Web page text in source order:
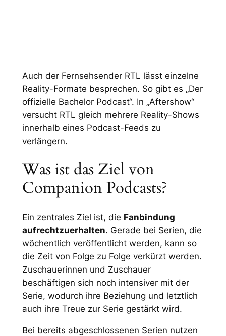
Auch der Fernsehsender RTL lässt einzelne
Reality-Formate besprechen. So gibt es „Der
offizielle Bachelor Podcast“. In „Aftershow“
versucht RTL gleich mehrere Reality-Shows
innerhalb eines Podcast-Feeds zu
verlängern.
Was ist das Ziel von
Companion Podcasts?
Ein zentrales Ziel ist, die Fanbindung
aufrechtzuerhalten. Gerade bei Serien, die
wöchentlich veröffentlicht werden, kann so
die Zeit von Folge zu Folge verkürzt werden.
Zuschauerinnen und Zuschauer
beschäftigen sich noch intensiver mit der
Serie, wodurch ihre Beziehung und letztlich
auch ihre Treue zur Serie gestärkt wird.
Bei bereits abgeschlossenen Serien nutzen